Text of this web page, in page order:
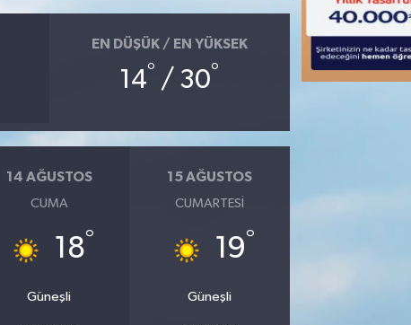
EN DÜŞÜK / EN YÜKSEK
14° / 30°
14 AĞUSTOS
CUMA
18°
Güneşli
15 AĞUSTOS
CUMARTESI
19°
Güneşli